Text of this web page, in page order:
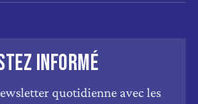
INFORMÉ
quotidienne avec les